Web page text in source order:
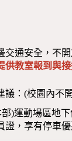
交通安全，不
供教室報到與
議：(校園內不
)運動場區地
證，享有停車